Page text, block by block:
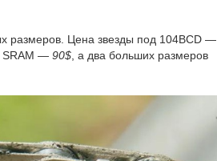
размеров. Цена звезды под 104BCD —
SRAM — 90$ , а два больших размеров